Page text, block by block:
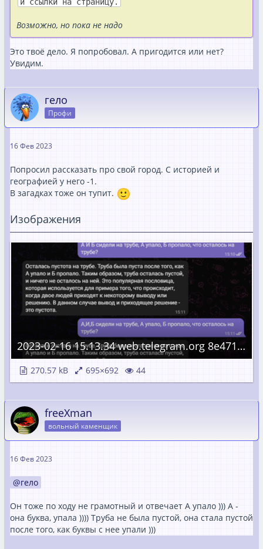
Возможно, но пока не надо
Это твоё дело. Я попробовал. А пригодится или нет?
Увидим.
гело
Профи
16 Фев 2023
Попросил рассказать про свой город. С историей и
географией у него -1.
В загадках тоже он тупит.
Изображения
2023-02-16 15.13.34 web.telegram.org 8e471748448d.png
270.57 kB 695×692 44
freeXman
вольный каменщик
16 Фев 2023
гело
Он тоже по ходу не грамотный и отвечает А упало ))) А -
она буква, упала )))) Труба не была пустой, она стала пустой
после того, как буквы с нее упали )))